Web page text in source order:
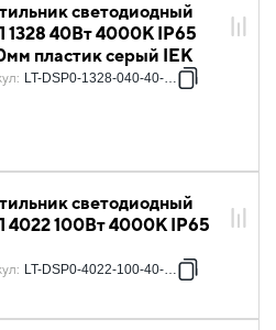
светодиодный
40Вт 4000К IP65
пластик серый IEK
: LT-DSP0-1328-040-40-K01
светодиодный
100Вт 4000К IP65
: LT-DSP0-4022-100-40-K02